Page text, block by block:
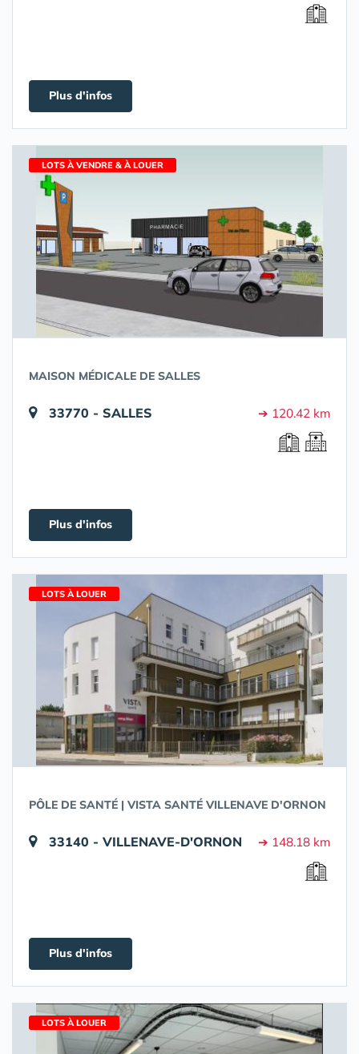
Plus d'infos
LOTS À VENDRE & À LOUER
MAISON MÉDICALE DE SALLES
33770 - SALLES ➔ 120.42 km
Plus d'infos
LOTS À LOUER
PÔLE DE SANTÉ | VISTA SANTÉ VILLENAVE D'ORNON
33140 - VILLENAVE-D'ORNON ➔ 148.18 km
Plus d'infos
LOTS À LOUER